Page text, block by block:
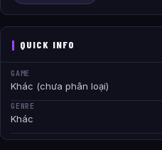
QUICK INFO
GAME
Khác (chưa phân loại)
GENRE
Khác